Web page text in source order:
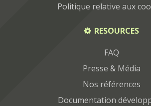
Politique relative aux
RESOURCES
FAQ
Presse & Média
Nos références
Documentation